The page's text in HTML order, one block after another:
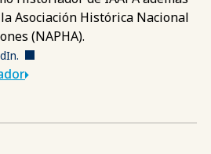
Asociación Histórica Nacional
(NAPHA).